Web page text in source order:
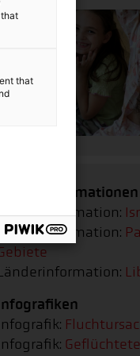
Länderinformationen
that